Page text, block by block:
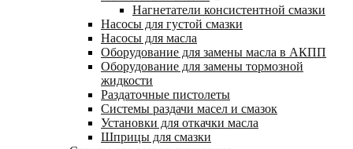
Нагнетатели консистентной смазки
Насосы для густой смазки
Насосы для масла
Оборудование для замены масла в АКПП
Оборудование для замены тормозной
жидкости
Раздаточные пистолеты
Системы раздачи масел и смазок
Установки для откачки масла
Шприцы для смазки